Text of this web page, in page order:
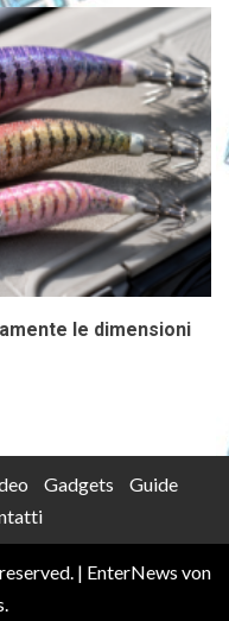
le dimensioni
Gadgets
Guide
| EnterNews von